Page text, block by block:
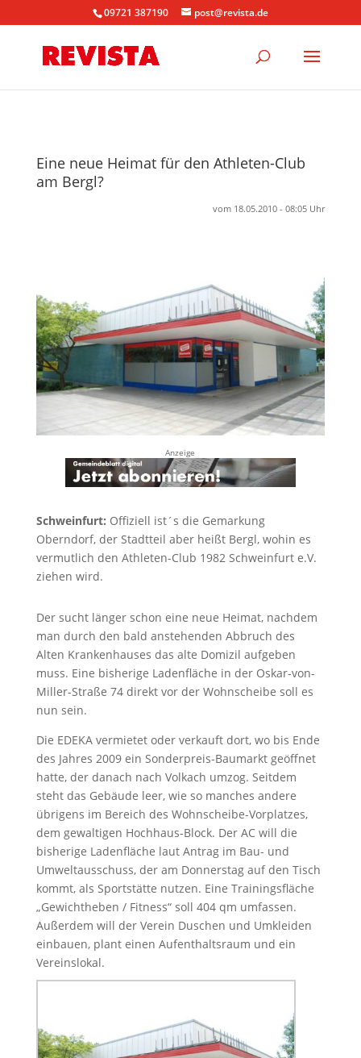
09721 387190 post@revista.de
Eine neue Heimat für den Athleten-Club
am Bergl?
vom 18.05.2010 - 08:05 Uhr
Anzeige
Schweinfurt: Offiziell ist´s die Gemarkung
Oberndorf, der Stadtteil aber heißt Bergl, wohin es
vermutlich den Athleten-Club 1982 Schweinfurt e.V.
ziehen wird.
Der sucht länger schon eine neue Heimat, nachdem
man durch den bald anstehenden Abbruch des
Alten Krankenhauses das alte Domizil aufgeben
muss. Eine bisherige Ladenfläche in der Oskar-von-
Miller-Straße 74 direkt vor der Wohnscheibe soll es
nun sein.
Die EDEKA vermietet oder verkauft dort, wo bis Ende
des Jahres 2009 ein Sonderpreis-Baumarkt geöffnet
hatte, der danach nach Volkach umzog. Seitdem
steht das Gebäude leer, wie so manches andere
übrigens im Bereich des Wohnscheibe-Vorplatzes,
dem gewaltigen Hochhaus-Block. Der AC will die
bisherige Ladenfläche laut Antrag im Bau- und
Umweltausschuss, der am Donnerstag auf den Tisch
kommt, als Sportstätte nutzen. Eine Trainingsfläche
„Gewichtheben / Fitness“ soll 404 qm umfassen.
Außerdem will der Verein Duschen und Umkleiden
einbauen, plant einen Aufenthaltsraum und ein
Vereinslokal.